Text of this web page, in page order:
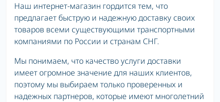
Наш интернет-магазин гордится тем, что
предлагает быструю и надежную доставку своих
товаров всеми существующими транспортными
компаниями по России и странам СНГ.
Мы понимаем, что качество услуги доставки
имеет огромное значение для наших клиентов,
поэтому мы выбираем только проверенных и
надежных партнеров, которые имеют многолетний